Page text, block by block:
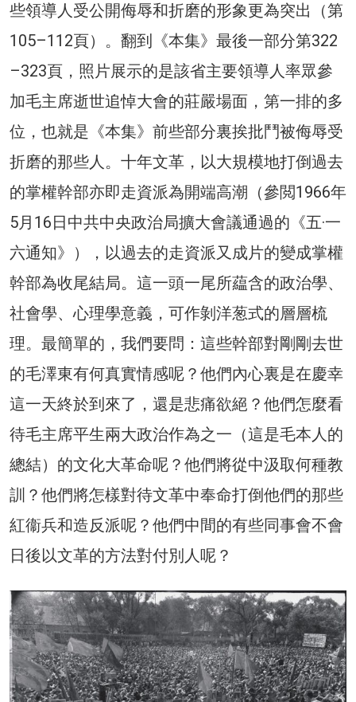
些領導人受公開侮辱和折磨的形象更為突出（第
105–112頁）。翻到《本集》最後一部分第322
–323頁，照片展示的是該省主要領導人率眾參
加毛主席逝世追悼大會的莊嚴場面，第一排的多
位，也就是《本集》前些部分裏挨批鬥被侮辱受
折磨的那些人。十年文革，以大規模地打倒過去
的掌權幹部亦即走資派為開端高潮（參閲1966年
5月16日中共中央政治局擴大會議通過的《五·一
六通知》），以過去的走資派又成片的變成掌權
幹部為收尾結局。這一頭一尾所藴含的政治學、
社會學、心理學意義，可作剝洋葱式的層層梳
理。最簡單的，我們要問：這些幹部對剛剛去世
的毛澤東有何真實情感呢？他們內心裏是在慶幸
這一天終於到來了，還是悲痛欲絕？他們怎麼看
待毛主席平生兩大政治作為之一（這是毛本人的
總結）的文化大革命呢？他們將從中汲取何種教
訓？他們將怎樣對待文革中奉命打倒他們的那些
紅衞兵和造反派呢？他們中間的有些同事會不會
日後以文革的方法對付別人呢？